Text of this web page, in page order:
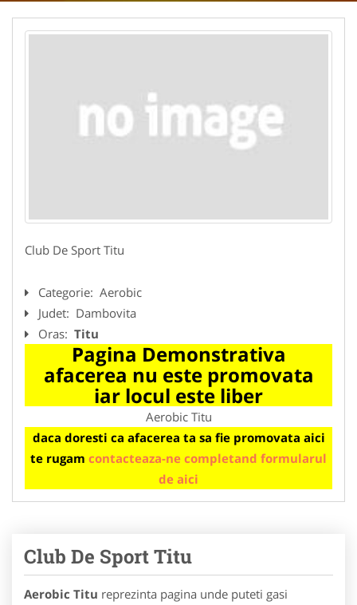
Club De Sport Titu
Categorie: Aerobic
Judet: Dambovita
Oras: Titu
Pagina Demonstrativa
afacerea nu este promovata
iar locul este liber
Aerobic Titu
daca doresti ca afacerea ta sa fie promovata aici
te rugam contacteaza-ne completand formularul
de aici
Club De Sport Titu
Aerobic Titu reprezinta pagina unde puteti gasi